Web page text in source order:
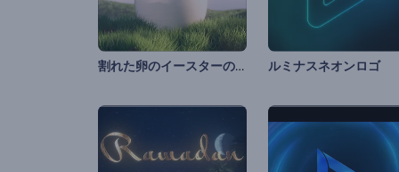
割れた卵のイースターのオープニング動画 ルミナスネオンロゴ